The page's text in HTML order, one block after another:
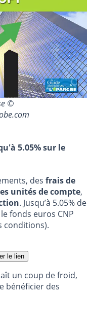
©
5.05% sur le
des frais de
unités de compte,
. Jusqu’à 5.05% de
fonds euros CNP
conditions).
le lien
un coup de froid,
bénéficier des